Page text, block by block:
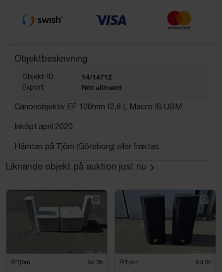
Objektbeskrivning
Objekt-ID 14/14712
Export Not allowed
Canonobjektiv EF 100mm f2,8 L Macro IS USM
Inköpt april 2020
Hämtas på Tjörn (Göteborg) eller fraktas
Liknande objekt på auktion just nu
Tjörn 6d 5h Tjörn 6d 5h